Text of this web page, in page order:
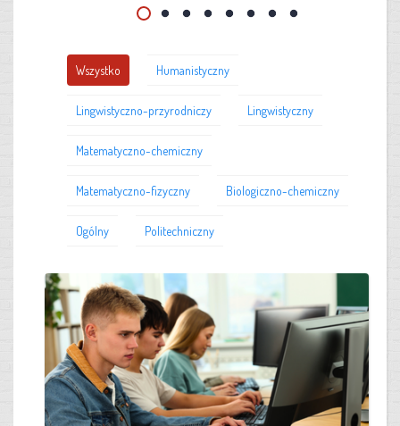
Wszystko Humanistyczny
Lingwistyczno-przyrodniczy Lingwistyczny
Matematyczno-chemiczny
Matematyczno-fizyczny Biologiczno-chemiczny
Ogólny Politechniczny